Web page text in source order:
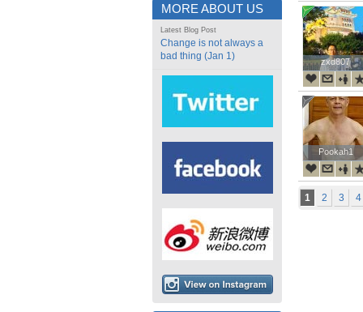
MORE ABOUT US
Latest Blog Post
Change is not always a
bad thing (Jan 1)
zxd807
zxd807
Pookah1
Pookah1
1 2 3 4